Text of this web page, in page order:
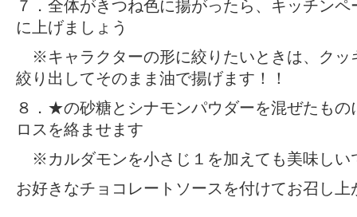
７．全体がきつね色に揚がったら、キッチン
に上げましょう
※キャラクターの形に絞りたいときは、クッ
絞り出してそのまま油で揚げます！！
８．★の砂糖とシナモンパウダーを混ぜたもの
ロスを絡ませます
※カルダモンを小さじ１を加えても美味しい
お好きなチョコレートソースを付けてお召し